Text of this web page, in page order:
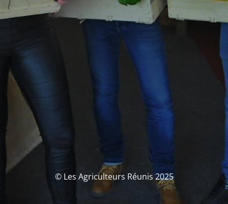
© Les Agriculteurs Réunis 2025